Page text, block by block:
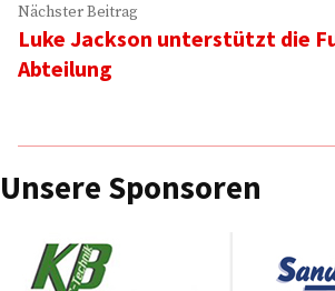
Nächster Beitrag
Beitrag:
Luke Jackson unterstützt die
Abteilung
Unsere Sponsoren